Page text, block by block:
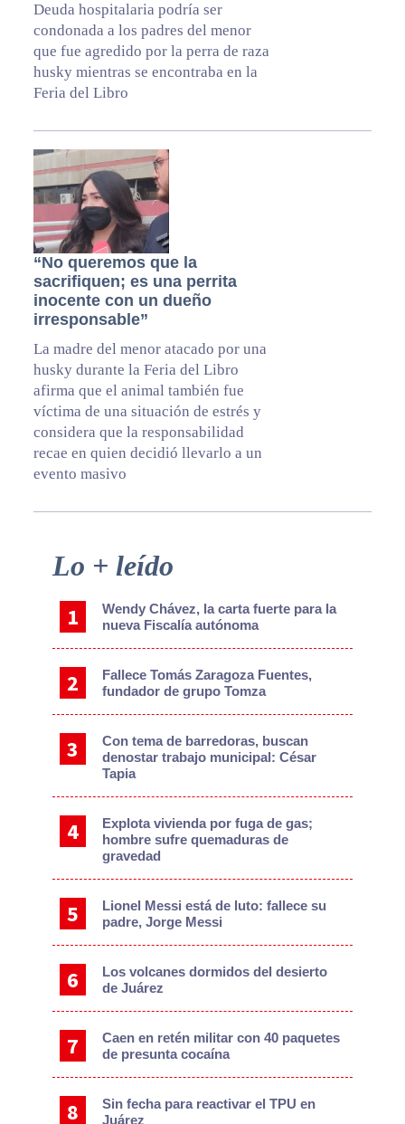
Deuda hospitalaria podría ser
condonada a los padres del menor
que fue agredido por la perra de raza
husky mientras se encontraba en la
Feria del Libro
“No queremos que la
sacrifiquen; es una perrita
inocente con un dueño
irresponsable”
La madre del menor atacado por una
husky durante la Feria del Libro
afirma que el animal también fue
víctima de una situación de estrés y
considera que la responsabilidad
recae en quien decidió llevarlo a un
evento masivo
Primary
Lo + leído
Wendy Chávez, la carta fuerte para la
nueva Fiscalía autónoma
Fallece Tomás Zaragoza Fuentes,
fundador de grupo Tomza
Con tema de barredoras, buscan
denostar trabajo municipal: César
Tapia
Explota vivienda por fuga de gas;
hombre sufre quemaduras de
gravedad
Lionel Messi está de luto: fallece su
padre, Jorge Messi
Los volcanes dormidos del desierto
de Juárez
Caen en retén militar con 40 paquetes
de presunta cocaína
Sin fecha para reactivar el TPU en
Juárez